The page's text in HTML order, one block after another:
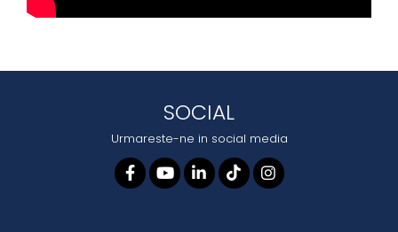
SOCIAL
Urmareste-ne in social media